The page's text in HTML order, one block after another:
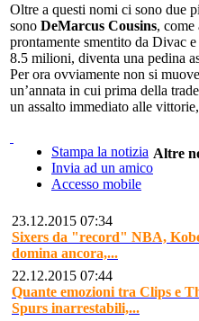
Oltre a questi nomi ci sono due
sono DeMarcus Cousins, come
prontamente smentito da Divac
8.5 milioni, diventa una pedina
Per ora ovviamente non si
un’annata in cui prima della
un assalto immediato alle
Stampa la notizia
Invia ad un amico
Accesso mobile
Altre
23.12.2015 07:34
Sixers da "record" NBA,
domina ancora,...
22.12.2015 07:44
Quante emozioni tra Clips e
Spurs inarrestabili,...